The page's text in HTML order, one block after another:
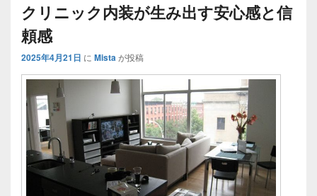
クリニック内装が生み出す安心感と信
頼感
2025年4月21日 に Mistaが投稿